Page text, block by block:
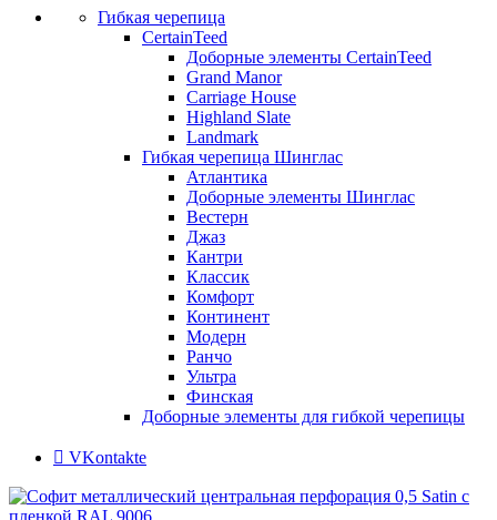
Гибкая черепица
CertainTeed
Доборные элементы CertainTeed
Grand Manor
Carriage House
Highland Slate
Landmark
Гибкая черепица Шинглас
Атлантика
Доборные элементы Шинглас
Вестерн
Джаз
Кантри
Классик
Комфорт
Континент
Модерн
Ранчо
Ультра
Финская
Доборные элементы для гибкой черепицы
VKontakte